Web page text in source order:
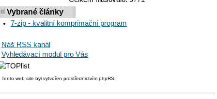
Vybrané články
7-zip - kvalitní komprimační program
Náš RSS kanál
Vyhledávací modul pro Vás
Tento web site byl vytvořen prostřednictvím phpRS.